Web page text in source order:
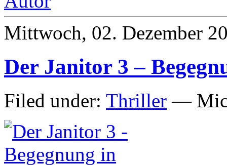
Mittwoch, 02. Dezember
Der Janitor 3 –
Filed under: Thriller —